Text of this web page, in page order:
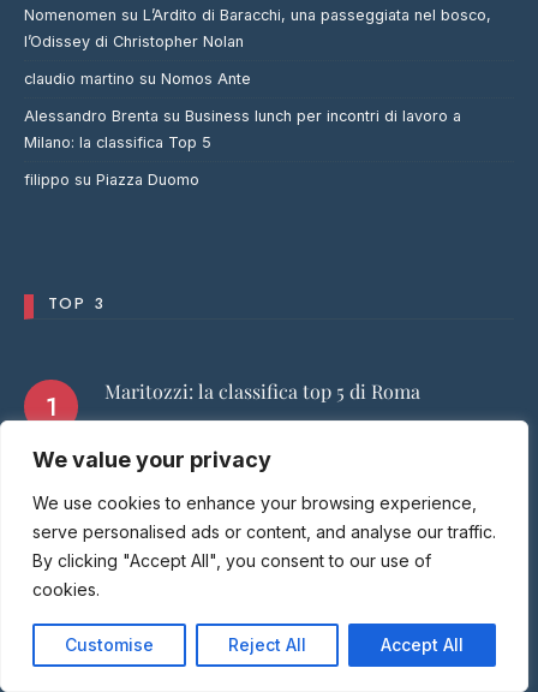
We value your privacy
We use cookies to enhance your browsing experience,
serve personalised ads or content, and analyse our traffic.
By clicking "Accept All", you consent to our use of
cookies.
Customise Reject All Accept All
Nomenomen su L’Ardito di Baracchi, una passeggiata nel bosco,
l’Odissey di Christopher Nolan
claudio martino su Nomos Ante
Alessandro Brenta su Business lunch per incontri di lavoro a
Milano: la classifica Top 5
filippo su Piazza Duomo
TOP 3
Maritozzi: la classifica top 5 di Roma
La Bettolina